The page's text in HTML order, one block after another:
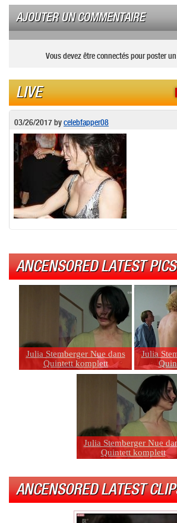
AJOUTER UN COMMENTAIRE
Vous devez être connectés pour poster
LIVE
03/26/2017bycelebfapper08
ANCENSORED LATEST PICS
Julia Stemberger Nue dans
Quintett komplett
Julia
Julia Stemberger Nue
Quintett komplett
ANCENSORED LATEST